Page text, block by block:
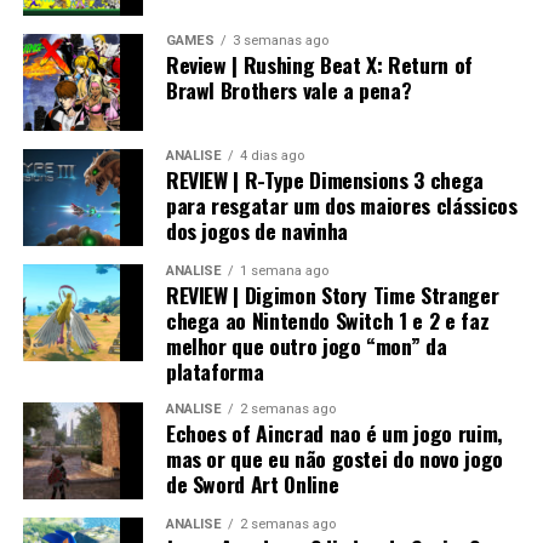
Switch 1
Visualmente, o jogo impressiona bastante.
NoNintendo Switch 2
praticamente não fica devendo em relação às versões de
PlayStation 5 e Xbox, entregando uma experiência
muito próxima dos consoles mais potentes.
GAMES 3 semanas ago
Review | Rushing Beat X: Return of
Brawl Brothers vale a pena?
ANÁLISE 4 dias ago
REVIEW | R-Type Dimensions 3 chega
para resgatar um dos maiores clássicos
dos jogos de navinha
ANÁLISE 1 semana ago
REVIEW | Digimon Story Time Stranger
chega ao Nintendo Switch 1 e 2 e faz
melhor que outro jogo “mon” da
plataforma
ANÁLISE 2 semanas ago
Echoes of Aincrad nao é um jogo ruim,
mas or que eu não gostei do novo jogo
de Sword Art Online
ANÁLISE 2 semanas ago